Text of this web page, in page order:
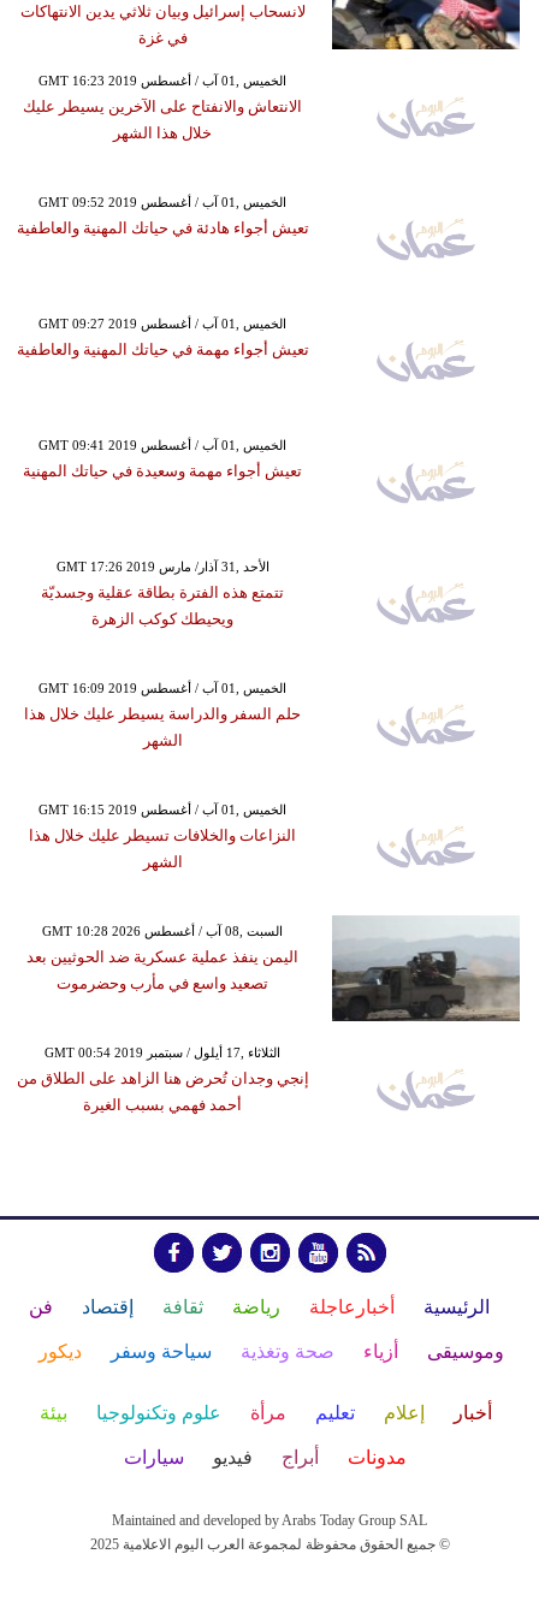
لانسحاب إسرائيل وبيان ثلاثي يدين الانتهاكات
في غزة
GMT 16:23 2019 الخميس ,01 آب / أغسطس
الانتعاش والانفتاح على الآخرين يسيطر عليك
خلال هذا الشهر
GMT 09:52 2019 الخميس ,01 آب / أغسطس
تعيش أجواء هادئة في حياتك المهنية والعاطفية
GMT 09:27 2019 الخميس ,01 آب / أغسطس
تعيش أجواء مهمة في حياتك المهنية والعاطفية
GMT 09:41 2019 الخميس ,01 آب / أغسطس
تعيش أجواء مهمة وسعيدة في حياتك المهنية
GMT 17:26 2019 الأحد ,31 آذار/ مارس
تتمتع هذه الفترة بطاقة عقلية وجسديّة
ويحيطك كوكب الزهرة
GMT 16:09 2019 الخميس ,01 آب / أغسطس
حلم السفر والدراسة يسيطر عليك خلال هذا
الشهر
GMT 16:15 2019 الخميس ,01 آب / أغسطس
النزاعات والخلافات تسيطر عليك خلال هذا
الشهر
GMT 10:28 2026 السبت ,08 آب / أغسطس
اليمن ينفذ عملية عسكرية ضد الحوثيين بعد
تصعيد واسع في مأرب وحضرموت
GMT 00:54 2019 الثلاثاء ,17 أيلول / سبتمبر
إنجي وجدان تُحرض هنا الزاهد على الطلاق من
أحمد فهمي بسبب الغيرة
الرئيسية أخبارعاجلة رياضة ثقافة إقتصاد فن
وموسيقى أزياء صحة وتغذية سياحة وسفر ديكور
أخبار إعلام تعليم مرأة علوم وتكنولوجيا بيئة
مدونات أبراج فيديو سيارات
Maintained and developed by Arabs Today Group SAL
جميع الحقوق محفوظة لمجموعة العرب اليوم الاعلامية 2025 ©